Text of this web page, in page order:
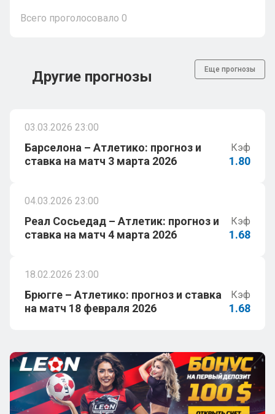
Всего проголосовало 0
Другие прогнозы Еще прогнозы
03.03.2026 23:00
Барселона – Атлетико: прогноз и
ставка на матч 3 марта 2026
Кэф
1.80
04.03.2026 23:00
Реал Сосьедад – Атлетик: прогноз и
ставка на матч 4 марта 2026
Кэф
1.68
18.02.2026 23:00
Брюгге – Атлетико: прогноз и ставка
на матч 18 февраля 2026
Кэф
1.68